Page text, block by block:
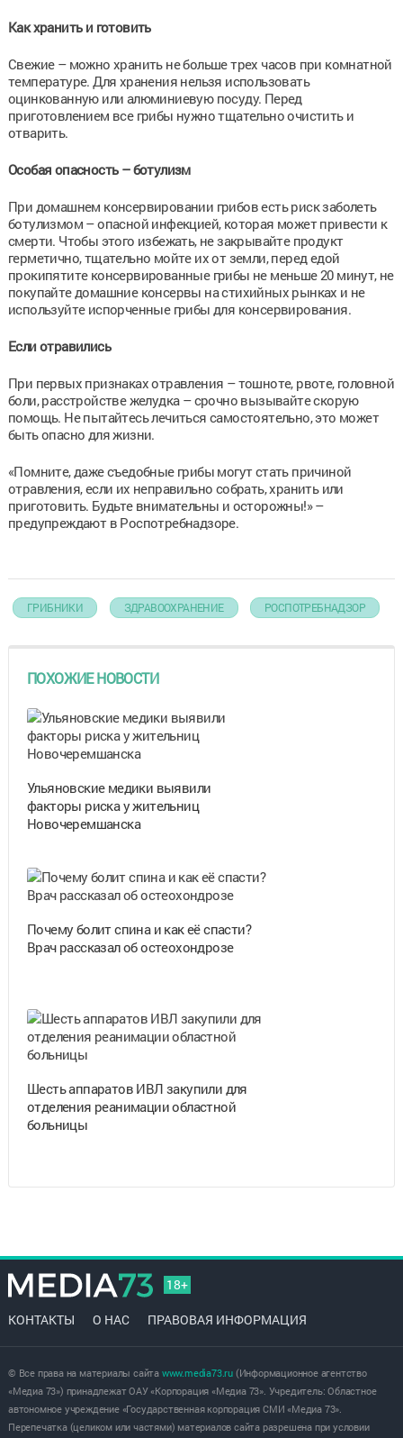
Как хранить и готовить
Свежие – можно хранить не больше трех часов при комнатной
температуре. Для хранения нельзя использовать
оцинкованную или алюминиевую посуду. Перед
приготовлением все грибы нужно тщательно очистить и
отварить.
Особая опасность – ботулизм
При домашнем консервировании грибов есть риск заболеть
ботулизмом – опасной инфекцией, которая может привести к
смерти. Чтобы этого избежать, не закрывайте продукт
герметично, тщательно мойте их от земли, перед едой
прокипятите консервированные грибы не меньше 20 минут, не
покупайте домашние консервы на стихийных рынках и не
используйте испорченные грибы для консервирования.
Если отравились
При первых признаках отравления – тошноте, рвоте, головной
боли, расстройстве желудка – срочно вызывайте скорую
помощь. Не пытайтесь лечиться самостоятельно, это может
быть опасно для жизни.
«Помните, даже съедобные грибы могут стать причиной
отравления, если их неправильно собрать, хранить или
приготовить. Будьте внимательны и осторожны!» –
предупреждают в Роспотребнадзоре.
ГРИБНИКИ ЗДРАВООХРАНЕНИЕ РОСПОТРЕБНАДЗОР
ПОХОЖИЕ НОВОСТИ
Ульяновские медики выявили
факторы риска у жительниц
Новочеремшанска
Почему болит спина и как её спасти?
Врач рассказал об остеохондрозе
Шесть аппаратов ИВЛ закупили для
отделения реанимации областной
больницы
18+
КОНТАКТЫ О НАС ПРАВОВАЯ ИНФОРМАЦИЯ
© Все права на материалы сайта www.media73.ru(Информационное агентство
«Медиа 73») принадлежат ОАУ «Корпорация «Медиа 73». Учредитель: Областное
автономное учреждение «Государственная корпорация СМИ «Медиа 73».
Перепечатка (целиком или частями) материалов сайта разрешена при условии